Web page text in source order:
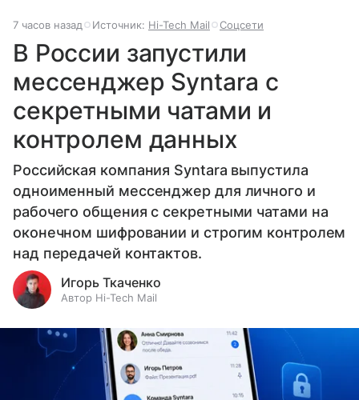
7 часов назад Источник: Hi-Tech Mail Соцсети
В России запустили
мессенджер Syntara с
секретными чатами и
контролем данных
Российская компания Syntara выпустила
одноименный мессенджер для личного и
рабочего общения с секретными чатами на
оконечном шифровании и строгим контролем
над передачей контактов.
Игорь Ткаченко
Автор Hi-Tech Mail